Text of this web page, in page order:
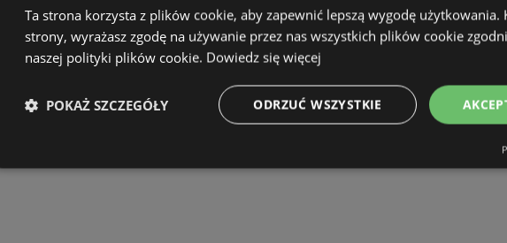
Ta strona korzysta z plików cookie, aby zapewnić lepszą wygodę użytkowania.
strony, wyrażasz zgodę na używanie przez nas wszystkich plików cookie
naszej polityki plików cookie. Dowiedz się więcej
ODRZUĆ WSZYSTKIE
POKAŻ SZCZEGÓŁY